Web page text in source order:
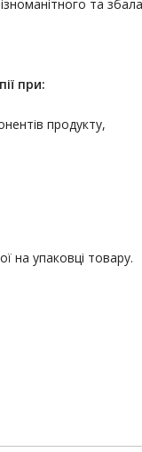
та
при:
продукту,
на упаковці товару.